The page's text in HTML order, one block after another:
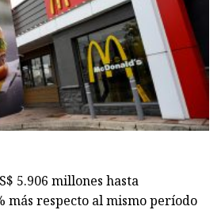
5.906 millones hasta
más respecto al mismo período